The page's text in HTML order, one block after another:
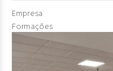
Empresa
Formações